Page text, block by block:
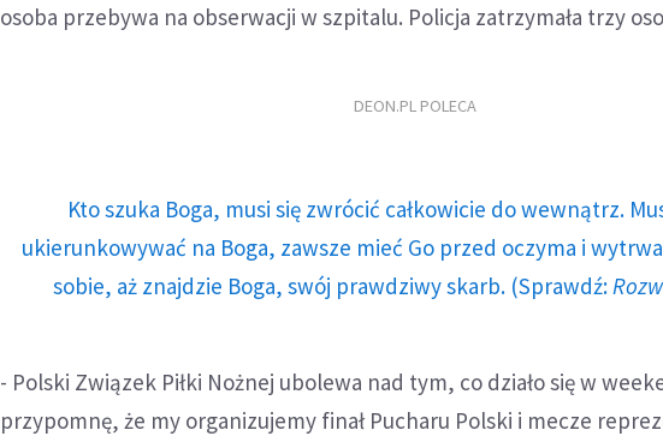
osoba przebywa na obserwacji w szpitalu. Policja zatrzymała trzy
DEON.PL POLECA
Kto szuka Boga, musi się zwrócić całkowicie do wewnątrz.
ukierunkowywać na Boga, zawsze mieć Go przed oczyma i
sobie, aż znajdzie Boga, swój prawdziwy skarb. (Sprawdź:
- Polski Związek Piłki Nożnej ubolewa nad tym, co działo się w
przypomnę, że my organizujemy finał Pucharu Polski i mecze